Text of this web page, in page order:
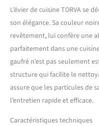
L’évier de cuisine TORVA se
son élégance. Sa couleur
revêtement, lui confère une
parfaitement dans une
gaufré n’est pas seulement
structure qui facilite le
assure que les particules de
l’entretien rapide et efficace.
Caractéristiques techniques